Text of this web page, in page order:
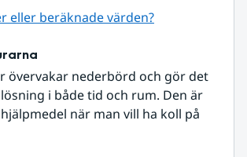
eller beräknade värden?
övervakar nederbörd och gör det
i både tid och rum. Den är
när man vill ha koll på